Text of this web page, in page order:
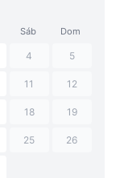
Sáb Dom
4 5
11 12
18 19
25 26